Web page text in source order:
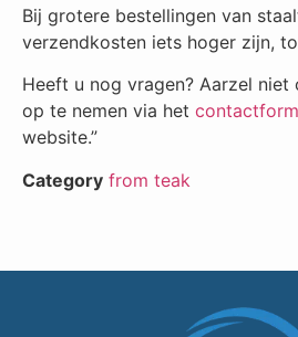
Bij grotere bestellingen van
verzendkosten iets hoger zijn,
Heeft u nog vragen? Aarzel
op te nemen via het
website.”
Category from teak